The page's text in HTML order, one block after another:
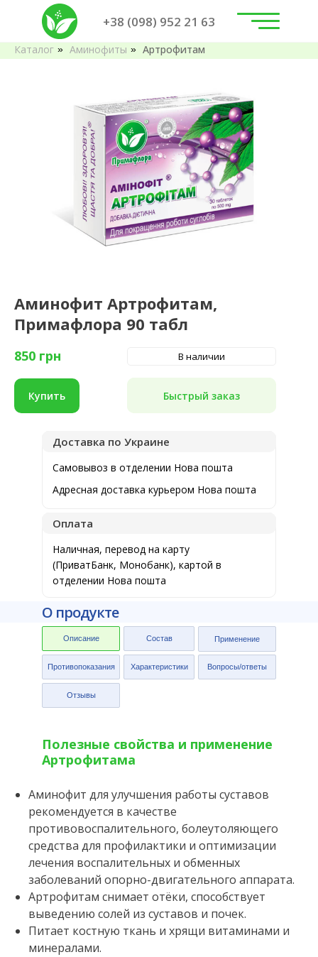
+38 (098) 952 21 63
Каталог » Аминофиты » Артрофитам
Аминофит Артрофитам,
Примафлора 90 табл
850 грн
Купить
Доставка по Украине
Самовывоз в отделении Нова пошта
Адресная доставка курьером Нова пошта
Оплата
Наличная, перевод на карту
(ПриватБанк, Монобанк), картой в
отделении Нова пошта
В наличии
Быстрый заказ
Описание Состав
О продукте
Применение
Противопоказания Характеристики Вопросы/ответы
Отзывы
Полезные свойства и применение
Артрофитама
Аминофит для улучшения работы суставов
рекомендуется в качестве
противовоспалительного, болеутоляющего
средства для профилактики и оптимизации
лечения воспалительных и обменных
заболеваний опорно-двигательного аппарата.
Артрофитам снимает отёки, способствует
выведению солей из суставов и почек.
Питает костную ткань и хрящи витаминами и
минералами.